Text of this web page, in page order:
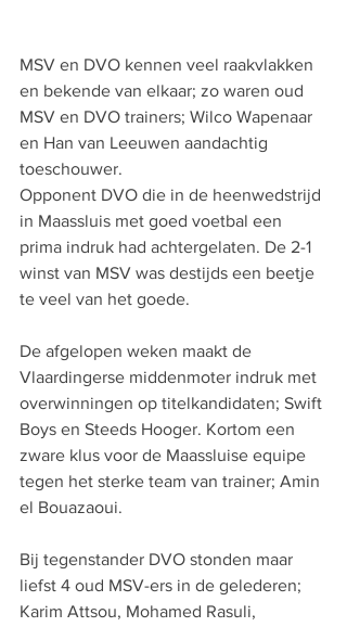
MSV en DVO kennen veel raakvlakken
en bekende van elkaar; zo waren oud
MSV en DVO trainers; Wilco Wapenaar
en Han van Leeuwen aandachtig
toeschouwer.
Opponent DVO die in de heenwedstrijd
in Maassluis met goed voetbal een
prima indruk had achtergelaten. De 2-1
winst van MSV was destijds een beetje
te veel van het goede.
De afgelopen weken maakt de
Vlaardingerse middenmoter indruk met
overwinningen op titelkandidaten; Swift
Boys en Steeds Hooger. Kortom een
zware klus voor de Maassluise equipe
tegen het sterke team van trainer; Amin
el Bouazaoui.
Bij tegenstander DVO stonden maar
liefst 4 oud MSV-ers in de gelederen;
Karim Attsou, Mohamed Rasuli,